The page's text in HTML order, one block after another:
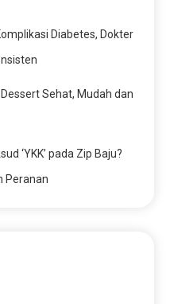
Diabetes, Dokter
Sehat, Mudah dan
‘YKK’ pada Zip Baju?
Peranan